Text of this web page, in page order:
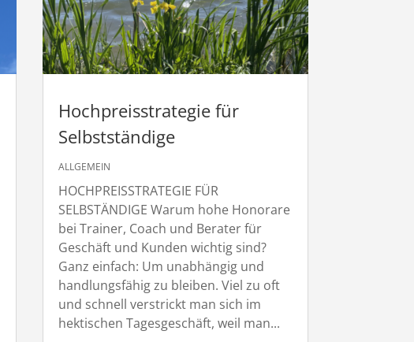
Hochpreisstrategie für
Selbstständige
ALLGEMEIN
HOCHPREISSTRATEGIE FÜR
SELBSTÄNDIGE Warum hohe Honorare
bei Trainer, Coach und Berater für
Geschäft und Kunden wichtig sind?
Ganz einfach: Um unabhängig und
handlungsfähig zu bleiben. Viel zu oft
und schnell verstrickt man sich im
hektischen Tagesgeschäft, weil man...